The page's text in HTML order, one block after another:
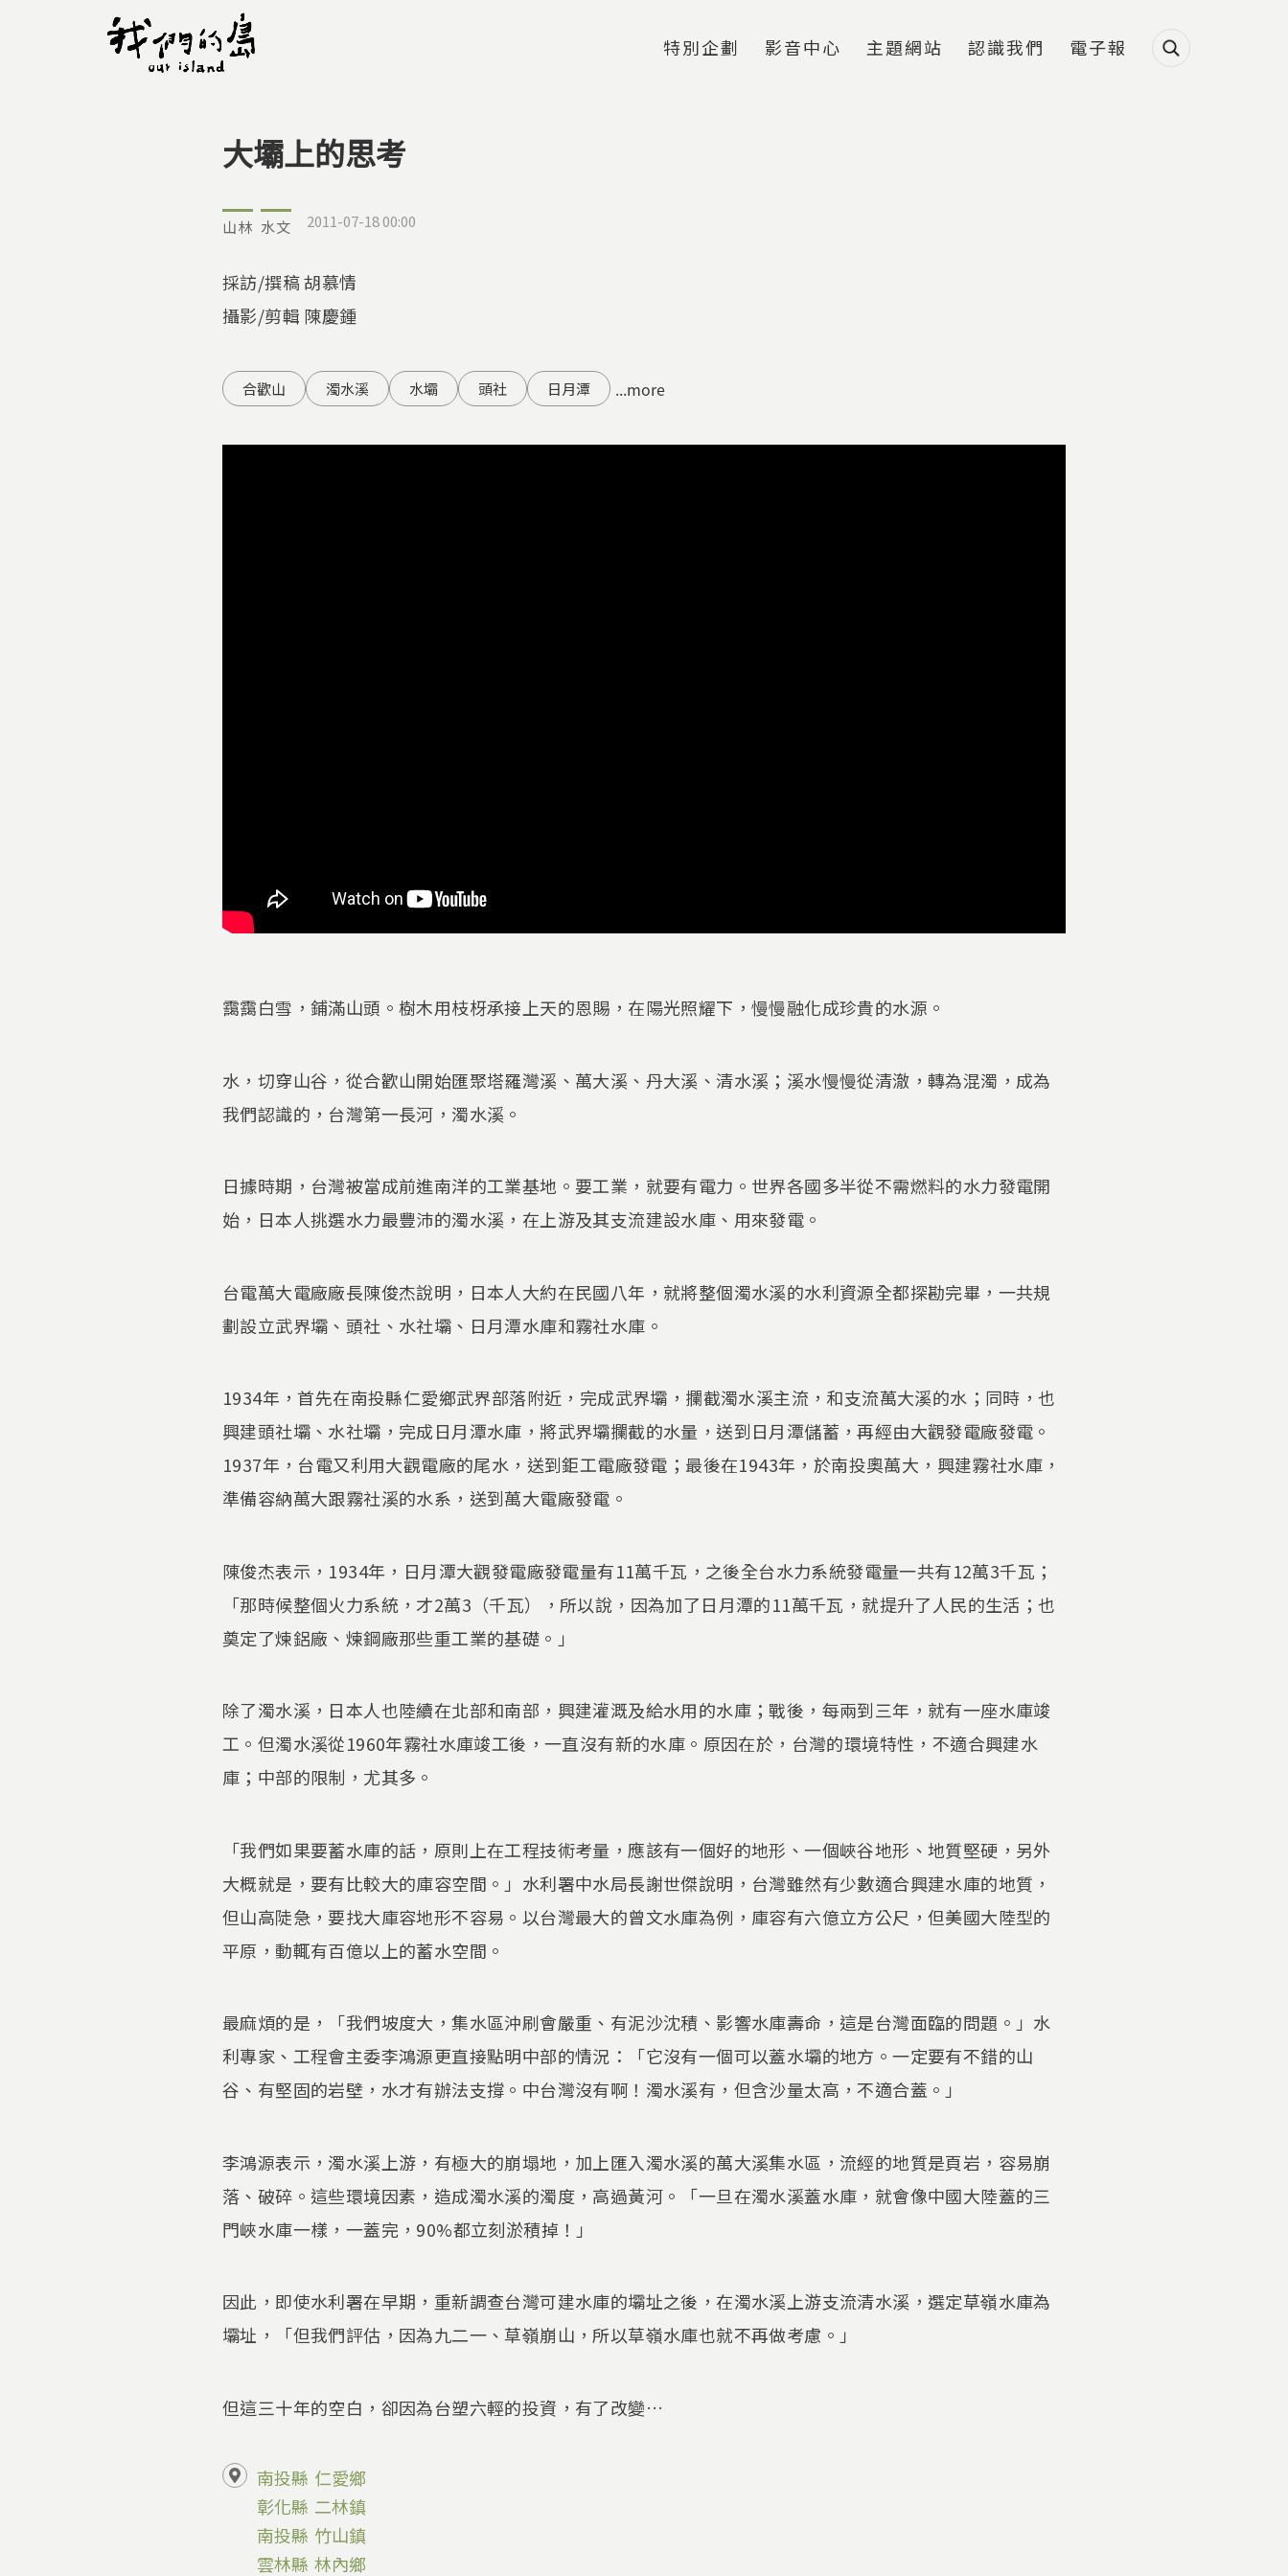
特別企劃 影音中心 主題網站 認識我們 電子報
您在這裡
大壩上的思考
山林 水文 2011-07-18 00:00
採訪/撰稿 胡慕情
攝影/剪輯 陳慶鍾
合歡山 濁水溪 水壩 頭社 日月潭 ...more
靄靄白雪，鋪滿山頭。樹木用枝枒承接上天的恩賜，在陽光照耀下，慢慢融化成珍貴的水源。
水，切穿山谷，從合歡山開始匯聚塔羅灣溪、萬大溪、丹大溪、清水溪；溪水慢慢從清澈，轉為混濁，成為
我們認識的，台灣第一長河，濁水溪。
日據時期，台灣被當成前進南洋的工業基地。要工業，就要有電力。世界各國多半從不需燃料的水力發電開
始，日本人挑選水力最豐沛的濁水溪，在上游及其支流建設水庫、用來發電。
台電萬大電廠廠長陳俊杰說明，日本人大約在民國八年，就將整個濁水溪的水利資源全都探勘完畢，一共規
劃設立武界壩、頭社、水社壩、日月潭水庫和霧社水庫。
1934年，首先在南投縣仁愛鄉武界部落附近，完成武界壩，攔截濁水溪主流，和支流萬大溪的水；同時，也
興建頭社壩、水社壩，完成日月潭水庫，將武界壩攔截的水量，送到日月潭儲蓄，再經由大觀發電廠發電。
1937年，台電又利用大觀電廠的尾水，送到鉅工電廠發電；最後在1943年，於南投奧萬大，興建霧社水庫，
準備容納萬大跟霧社溪的水系，送到萬大電廠發電。
陳俊杰表示，1934年，日月潭大觀發電廠發電量有11萬千瓦，之後全台水力系統發電量一共有12萬3千瓦；
「那時候整個火力系統，才2萬3（千瓦），所以說，因為加了日月潭的11萬千瓦，就提升了人民的生活；也
奠定了煉鋁廠、煉鋼廠那些重工業的基礎。」
除了濁水溪，日本人也陸續在北部和南部，興建灌溉及給水用的水庫；戰後，每兩到三年，就有一座水庫竣
工。但濁水溪從1960年霧社水庫竣工後，一直沒有新的水庫。原因在於，台灣的環境特性，不適合興建水
庫；中部的限制，尤其多。
「我們如果要蓄水庫的話，原則上在工程技術考量，應該有一個好的地形、一個峽谷地形、地質堅硬，另外
大概就是，要有比較大的庫容空間。」水利署中水局長謝世傑說明，台灣雖然有少數適合興建水庫的地質，
但山高陡急，要找大庫容地形不容易。以台灣最大的曾文水庫為例，庫容有六億立方公尺，但美國大陸型的
平原，動輒有百億以上的蓄水空間。
最麻煩的是，「我們坡度大，集水區沖刷會嚴重、有泥沙沈積、影響水庫壽命，這是台灣面臨的問題。」水
利專家、工程會主委李鴻源更直接點明中部的情況：「它沒有一個可以蓋水壩的地方。一定要有不錯的山
谷、有堅固的岩壁，水才有辦法支撐。中台灣沒有啊！濁水溪有，但含沙量太高，不適合蓋。」
李鴻源表示，濁水溪上游，有極大的崩塌地，加上匯入濁水溪的萬大溪集水區，流經的地質是頁岩，容易崩
落、破碎。這些環境因素，造成濁水溪的濁度，高過黃河。「一旦在濁水溪蓋水庫，就會像中國大陸蓋的三
門峽水庫一樣，一蓋完，90%都立刻淤積掉！」
因此，即使水利署在早期，重新調查台灣可建水庫的壩址之後，在濁水溪上游支流清水溪，選定草嶺水庫為
壩址，「但我們評估，因為九二一、草嶺崩山，所以草嶺水庫也就不再做考慮。」
但這三十年的空白，卻因為台塑六輕的投資，有了改變…
南投縣 仁愛鄉
彰化縣 二林鎮
南投縣 竹山鎮
雲林縣 林內鄉